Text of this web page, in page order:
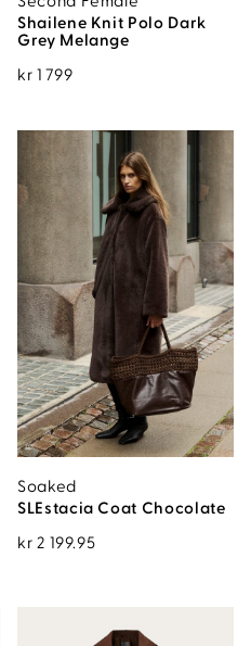
Shailene Knit Polo Dark
Grey Melange
kr 1 799
Soaked
SLEstacia Coat Chocolate
kr 2 199.95